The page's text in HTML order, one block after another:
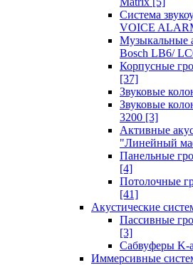
Система
VOICE
Музыкальные
Bosch LB6/
Корпусные
[37]
Звуковые
Звуковые
3200 [3]
Активные
"Линейный
Панельные
[4]
Потолочные
[41]
Акустические
Пассивные
[3]
Сабвуферы K-
Иммерсивные